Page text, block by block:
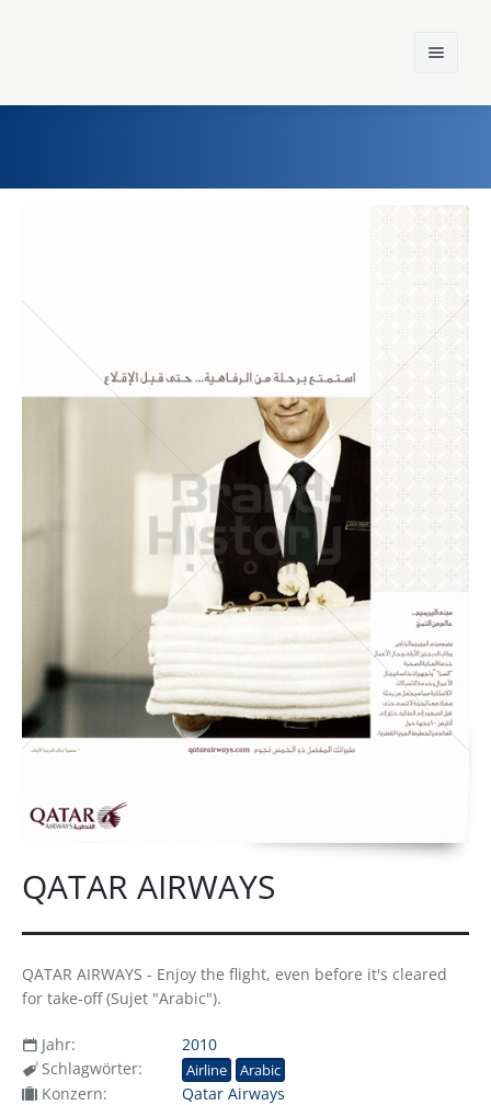
Marken
Konzerne
QATAR AIRWAYS
QATAR AIRWAYS - Enjoy the flight, even before it's cleared
for take-off (Sujet "Arabic").
Jahr:
2010
Schlagwörter:
Airline Arabic
Konzern:
Qatar Airways